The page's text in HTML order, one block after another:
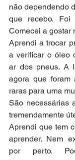
não dependendo
que recebo. Foi
Comecei a gostar
Aprendi a trocar
a verificar o óleo
ar dos pneus. A
agora que foram
raras para uma
São necessárias
tremendamente
Aprendi que tem
aprender. Nem
por perto.